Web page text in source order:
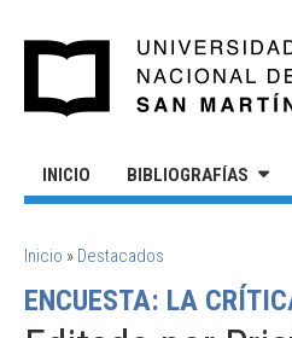
INICIO BIBLIOGRAFÍAS
SE ENCUENTRA USTED AQUÍ
Inicio » Destacados
ENCUESTA: LA